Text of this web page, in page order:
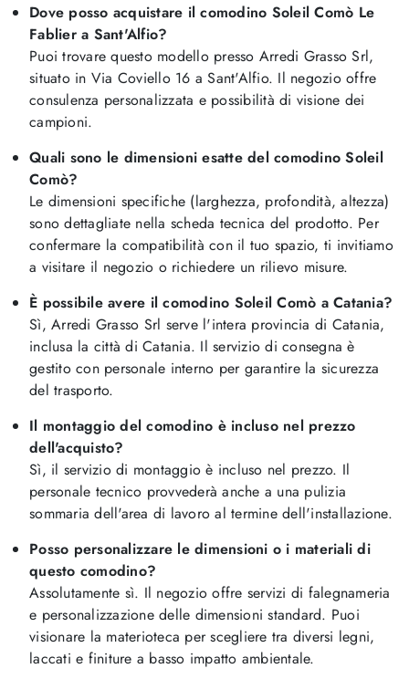
Dove posso acquistare il comodino Soleil Comò Le
Fablier a Sant'Alfio?
Puoi trovare questo modello presso Arredi Grasso Srl,
situato in Via Coviello 16 a Sant'Alfio. Il negozio offre
consulenza personalizzata e possibilità di visione dei
campioni.
Quali sono le dimensioni esatte del comodino Soleil
Comò?
Le dimensioni specifiche (larghezza, profondità, altezza)
sono dettagliate nella scheda tecnica del prodotto. Per
confermare la compatibilità con il tuo spazio, ti invitiamo
a visitare il negozio o richiedere un rilievo misure.
È possibile avere il comodino Soleil Comò a Catania?
Sì, Arredi Grasso Srl serve l'intera provincia di Catania,
inclusa la città di Catania. Il servizio di consegna è
gestito con personale interno per garantire la sicurezza
del trasporto.
Il montaggio del comodino è incluso nel prezzo
dell'acquisto?
Sì, il servizio di montaggio è incluso nel prezzo. Il
personale tecnico provvederà anche a una pulizia
sommaria dell'area di lavoro al termine dell'installazione.
Posso personalizzare le dimensioni o i materiali di
questo comodino?
Assolutamente sì. Il negozio offre servizi di falegnameria
e personalizzazione delle dimensioni standard. Puoi
visionare la materioteca per scegliere tra diversi legni,
laccati e finiture a basso impatto ambientale.